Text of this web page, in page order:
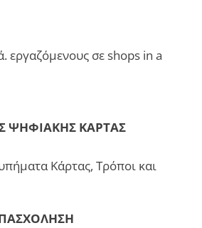
εργαζόμενους σε shops in a
ΨΗΦΙΑΚΗΣ ΚΑΡΤΑΣ
Κάρτας, Τρόποι και